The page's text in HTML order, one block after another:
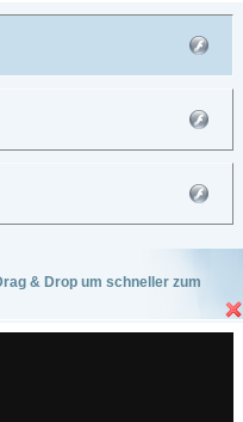
& Drop um schneller zum